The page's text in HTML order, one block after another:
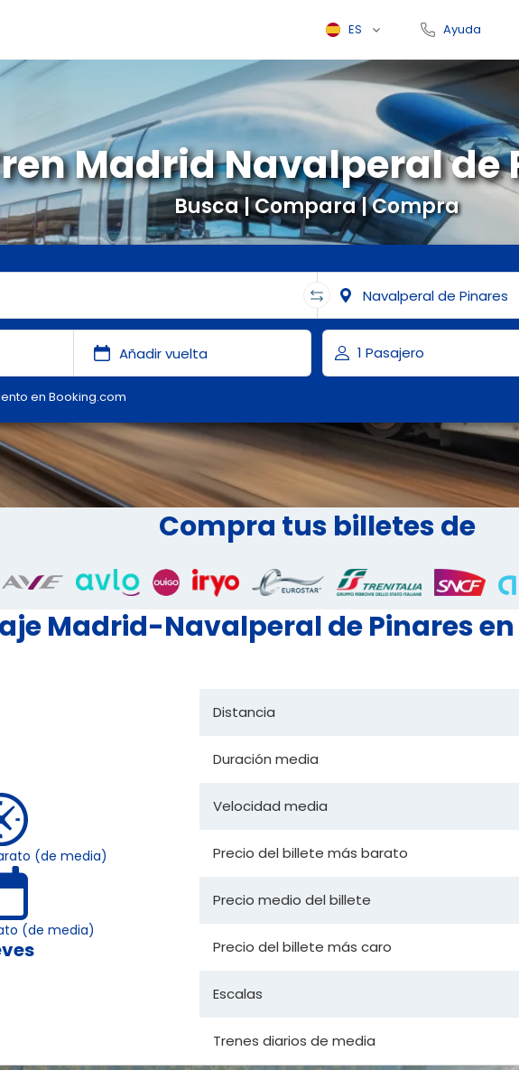
ES Ayuda
Busca | Compara | Compra
Madrid Navalperal de
en Booking.com
Compra tus billetes de
Madrid-Navalperal de Pinares en
(de media)
(de media)
Distancia
Duración media
Velocidad media
Precio del billete más barato
Precio medio del billete
Precio del billete más caro
Escalas
Trenes diarios de media